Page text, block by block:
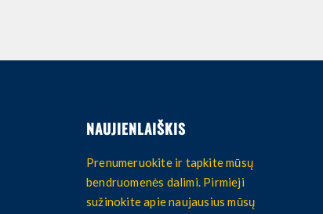
NAUJIENLAIŠKIS
Prenumeruokite ir tapkite mūsų
bendruomenės dalimi. Pirmieji
sužinokite apie naujausius mūsų